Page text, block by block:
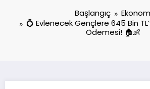
Başlangıç
💍 Evlenecek Gençlere 645 Bin
Ödemesi! 🏠👶